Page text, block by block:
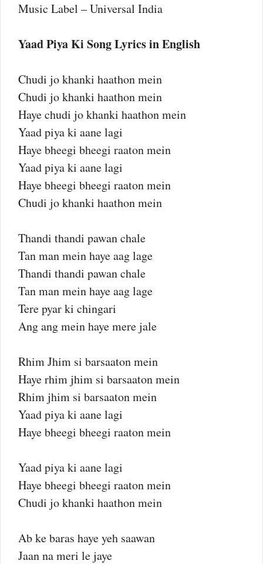
Music Label – Universal India
Yaad Piya Ki Song Lyrics in English
Chudi jo khanki haathon mein
Chudi jo khanki haathon mein
Haye chudi jo khanki haathon mein
Yaad piya ki aane lagi
Haye bheegi bheegi raaton mein
Yaad piya ki aane lagi
Haye bheegi bheegi raaton mein
Chudi jo khanki haathon mein
Thandi thandi pawan chale
Tan man mein haye aag lage
Thandi thandi pawan chale
Tan man mein haye aag lage
Tere pyar ki chingari
Ang ang mein haye mere jale
Rhim Jhim si barsaaton mein
Haye rhim jhim si barsaaton mein
Rhim jhim si barsaaton mein
Yaad piya ki aane lagi
Haye bheegi bheegi raaton mein
Yaad piya ki aane lagi
Haye bheegi bheegi raaton mein
Chudi jo khanki haathon mein
Ab ke baras haye yeh saawan
Jaan na meri le jaye